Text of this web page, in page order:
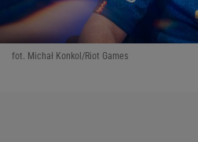
fot. Michał Konkol/Riot Games